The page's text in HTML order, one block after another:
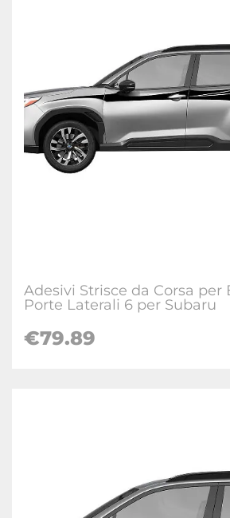
Adesivi Strisce da Corsa
Porte Laterali 6 per Subaru
€79.89